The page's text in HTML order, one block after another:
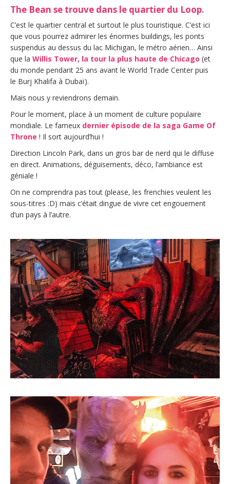
The Bean se trouve dans le quartier du Loop.
C’est le quartier central et surtout le plus touristique. C’est ici
que vous pourrez admirer les énormes buildings, les ponts
suspendus au dessus du lac Michigan, le métro aérien… Ainsi
que la Willis Tower, la tour la plus haute de Chicago (et
du monde pendant 25 ans avant le World Trade Center puis
le Burj Khalifa à Dubaï).
Mais nous y reviendrons demain.
Pour le moment, place à un moment de culture populaire
mondiale. Le fameux dernier épisode de la saga Game Of
Throne ! Il sort aujourd’hui !
Direction Lincoln Park, dans un gros bar de nerd qui le diffuse
en direct. Animations, déguisements, déco, l’ambiance est
géniale !
On ne comprendra pas tout (please, les frenchies veulent les
sous-titres :D) mais c’était dingue de vivre cet engouement
d’un pays à l’autre.